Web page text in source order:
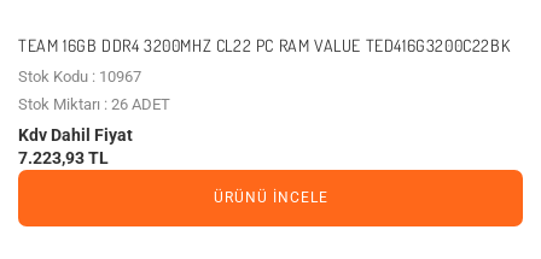
TEAM 16GB DDR4 3200MHZ CL22 PC RAM VALUE TED416G3200C22BK
Stok Kodu : 10967
Stok Miktarı : 26 ADET
Kdv Dahil Fiyat
7.223,93 TL
ÜRÜNÜ İNCELE